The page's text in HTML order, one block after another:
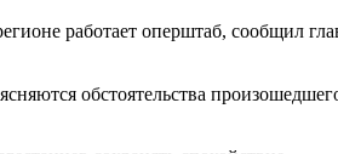
работает оперштаб, сообщил
обстоятельства